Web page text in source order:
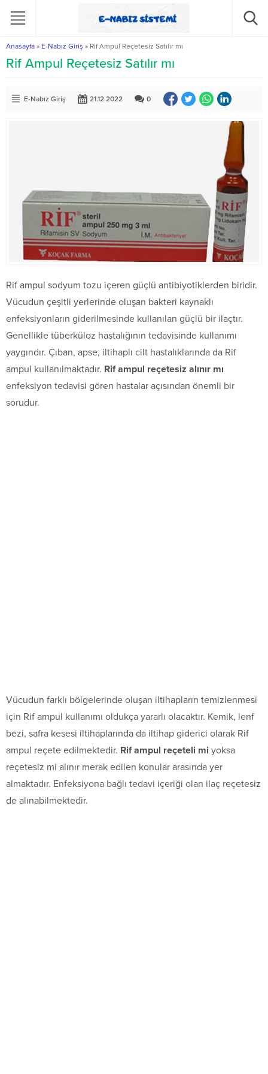
Anasayfa » E-Nabız Giriş » Rif Ampul Reçetesiz Satılır mı
Rif Ampul Reçetesiz Satılır mı
E-Nabız Giriş 21.12.2022 0
Rif ampul sodyum tozu içeren güçlü antibiyotiklerden biridir.
Vücudun çeşitli yerlerinde oluşan bakteri kaynaklı
enfeksiyonların giderilmesinde kullanılan güçlü bir ilaçtır.
Genellikle tüberküloz hastalığının tedavisinde kullanımı
yaygındır. Çıban, apse, iltihaplı cilt hastalıklarında da Rif
ampul kullanılmaktadır. Rif ampul reçetesiz alınır mı
enfeksiyon tedavisi gören hastalar açısından önemli bir
sorudur.
Vücudun farklı bölgelerinde oluşan iltihapların temizlenmesi
için Rif ampul kullanımı oldukça yararlı olacaktır. Kemik, lenf
bezi, safra kesesi iltihaplarında da iltihap giderici olarak Rif
ampul reçete edilmektedir. Rif ampul reçeteli mi yoksa
reçetesiz mi alınır merak edilen konular arasında yer
almaktadır. Enfeksiyona bağlı tedavi içeriği olan ilaç reçetesiz
de alınabilmektedir.